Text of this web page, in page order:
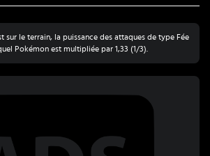
sur le terrain, la puissance des attaques de type Fée
Pokémon est multipliée par 1,33 (1/3).